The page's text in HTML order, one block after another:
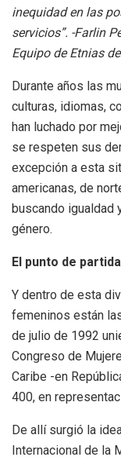
inequidad en las
servicios”. -Farlin
Equipo de Etnias
Durante años las
culturas, idiomas,
han luchado por
se respeten sus
excepción a esta
americanas, de
buscando igualdad
género.
El punto de
Y dentro de esta
femeninos están
de julio de 1992
Congreso de
Caribe -en
400, en
De allí surgió la
Internacional de la